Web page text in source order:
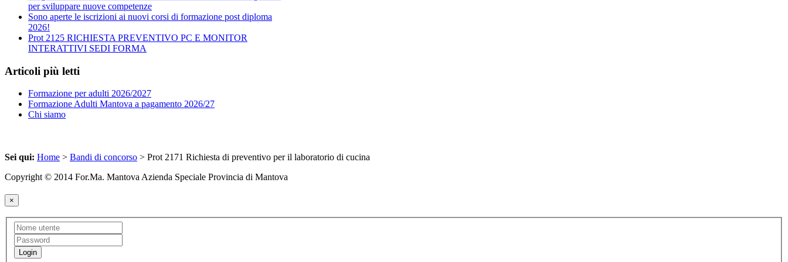
per sviluppare nuove competenze
Sono aperte le iscrizioni ai nuovi corsi di formazione post diploma
2026!
Prot 2125 RICHIESTA PREVENTIVO PC E MONITOR
INTERATTIVI SEDI FORMA
Articoli più letti
Formazione per adulti 2026/2027
Formazione Adulti Mantova a pagamento 2026/27
Chi siamo
Sei qui: Home > Bandi di concorso > Prot 2171 Richiesta di preventivo per il laboratorio di cucina
Copyright © 2014 For.Ma. Mantova Azienda Speciale Provincia di Mantova
×
Login